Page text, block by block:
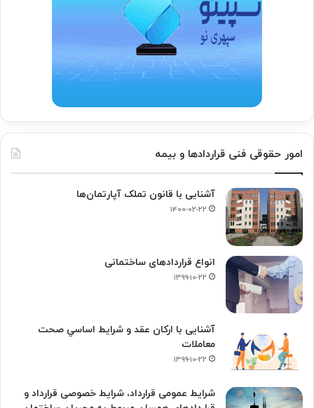
امور حقوقی فنی قراردادها و بیمه
آشنایی با قانون تملک آپارتمان‌ها
۱۴۰۰-۰۲-۲۲
انواع قراردادهای ساختمانی
۱۳۹۹-۱۰-۲۲
آشنایی با ارکان عقد و شرايط اساسي صحت
معاملات
۱۳۹۹-۱۰-۲۲
شرایط عمومی قرارداد، شرایط خصوصی قرارداد و